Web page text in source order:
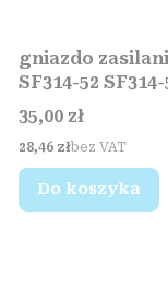
gniazdo
SF314-52
Cena
35,00 zł
Cena
28,46 złbez VAT
Do koszyka